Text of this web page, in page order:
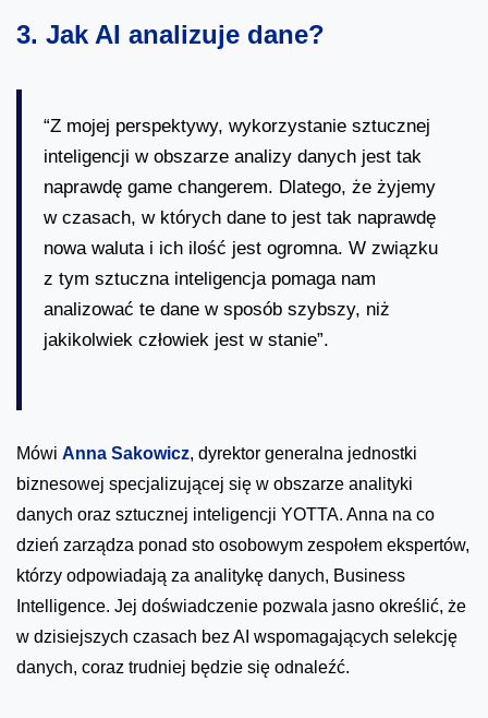
3. Jak AI analizuje dane?
“Z mojej perspektywy, wykorzystanie sztucznej
inteligencji w obszarze analizy danych jest tak
naprawdę game changerem. Dlatego, że żyjemy
w czasach, w których dane to jest tak naprawdę
nowa waluta i ich ilość jest ogromna. W związku
z tym sztuczna inteligencja pomaga nam
analizować te dane w sposób szybszy, niż
jakikolwiek człowiek jest w stanie”.
Mówi Anna Sakowicz, dyrektor generalna jednostki
biznesowej specjalizującej się w obszarze analityki
danych oraz sztucznej inteligencji YOTTA. Anna na co
dzień zarządza ponad sto osobowym zespołem ekspertów,
którzy odpowiadają za analitykę danych, Business
Intelligence. Jej doświadczenie pozwala jasno określić, że
w dzisiejszych czasach bez AI wspomagających selekcję
danych, coraz trudniej będzie się odnaleźć.